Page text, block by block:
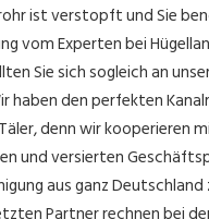
ist verstopft und Sie
vom Experten bei
Sie sich sogleich an
haben den perfekten
denn wir kooperieren
und versierten
aus ganz